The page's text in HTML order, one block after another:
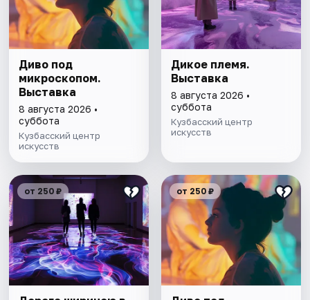
Диво под
микроскопом.
Выставка
8 августа 2026 •
суббота
Кузбасский центр
искусств
Дикое племя.
Выставка
8 августа 2026 •
суббота
Кузбасский центр
искусств
от 250 ₽ от 250 ₽